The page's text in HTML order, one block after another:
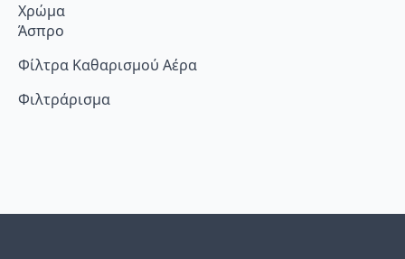
Χρώμα
Άσπρο
Φίλτρα Καθαρισμού Αέρα
Φιλτράρισμα